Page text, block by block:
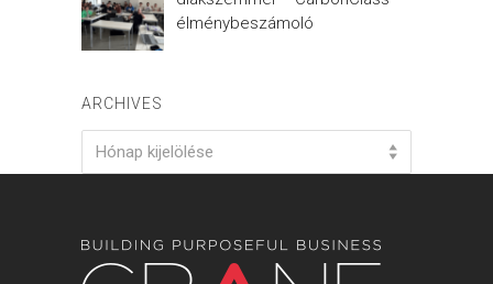
élménybeszámoló
ARCHIVES
Hónap kijelölése